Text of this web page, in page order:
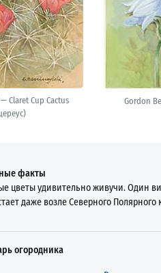
Claret Cup Cactus
Gordon
факты
цветы удивительно живучи. Один
даже возле Северного Полярного
огородника